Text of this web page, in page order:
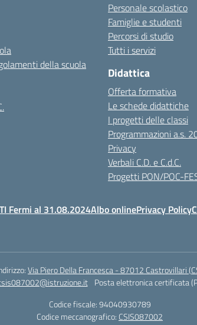
della scuola
Personale scolastico
Famiglie e studenti
Percorsi di studio
Tutti i servizi
Didattica
Offerta formativa
Le schede didattiche
I progetti delle classi
Programmazioni a.s.
Privacy
Verbali C.D. e C.d.C.
Progetti PON/POC-
Fermi al 31.08.2024Albo onlinePrivacy Policy
Via Piero Della Francesca - 87012 Castrovillari
Posta elettronica certificata
Codice fiscale: 94040930789
Codice meccanografico: CSIS087002